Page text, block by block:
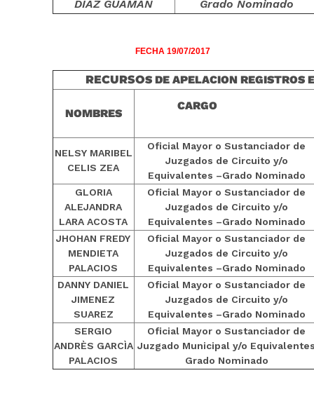
DÍAZ GUAMÁN
Grado Nominado
FECHA 19/07/2017
RECURSOS DE APELACION REGISTROS
NOMBRES
CARGO
NELSY MARIBEL
CELIS ZEA
Oficial Mayor o Sustanciador de
Juzgados de Circuito y/o
Equivalentes –Grado Nominado
GLORIA
ALEJANDRA
LARA ACOSTA
Oficial Mayor o Sustanciador de
Juzgados de Circuito y/o
Equivalentes –Grado Nominado
JHOHAN FREDY
MENDIETA
PALACIOS
Oficial Mayor o Sustanciador de
Juzgados de Circuito y/o
Equivalentes –Grado Nominado
DANNY DANIEL
JIMENEZ
SUAREZ
Oficial Mayor o Sustanciador de
Juzgados de Circuito y/o
Equivalentes –Grado Nominado
SERGIO
ANDRÈS GARCÌA
PALACIOS
Oficial Mayor o Sustanciador de
Juzgado Municipal y/o
Grado Nominado